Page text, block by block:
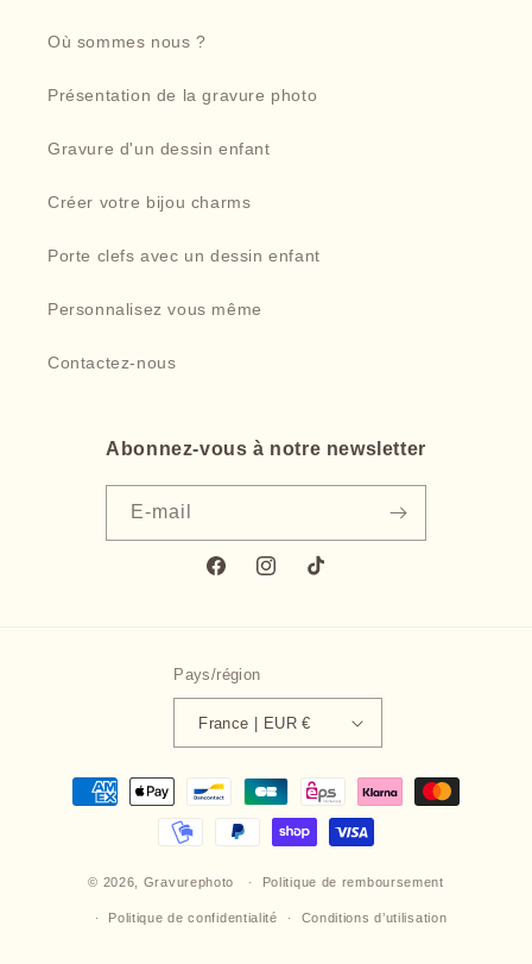
Où sommes nous ?
Présentation de la gravure photo
Gravure d'un dessin enfant
Créer votre bijou charms
Porte clefs avec un dessin enfant
Personnalisez vous même
Contactez-nous
Abonnez-vous à notre newsletter
E-mail
FacebookInstagramTikTok
Pays/région
France | EUR €
Moyens
© 2026, Gravurephoto Politique de remboursement
Politique de confidentialité Conditions d’utilisation